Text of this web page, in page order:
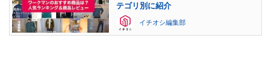
テゴリ別に紹介
イチオシ編集部